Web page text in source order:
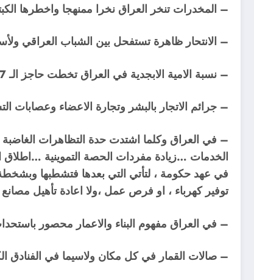
– المخدرات تنخر العراق نخرا ممنهجا واخطرها
– الانتحار ظاهرة تستفحل بين الشباب العراقي
– نسبة الامية الابجدية في العراق تخطت حاجز الـ 7 ملايين امي .
– جرائم الاتجار بالبشر وتجارة الاعضاء وعصابات
– في العراق وكلما اشتدت حدة التظاهرات
الخدمات …زيادة مفردات الحصة التموينية …اطلاق
في عهد حكومة ، لتأتي التي بعدها فتشطبها
توفير كهرباء ، او فرص عمل ،ولا اعادة تأهيل
– في العراق مفهوم البناء والاعمار محصور
– صالات القمار في كل مكان ولاسيما في الفنادق